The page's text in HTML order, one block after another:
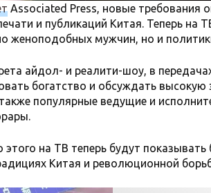
Associated Press, новые требования
и публикаций Китая. Теперь на
женоподобных мужчин, но и
айдол- и реалити-шоу, в
богатство и обсуждать высокую
популярные ведущие и
этого на ТВ теперь будут
Китая и революционной